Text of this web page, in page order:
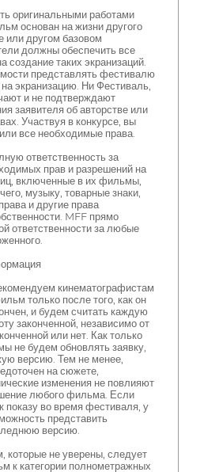
оригинальными работами
основан на жизни другого
или другом базовом
должны обеспечить все
создание таких экранизаций.
представлять фестивалю
экранизацию. Ни Фестиваль,
и не подтверждают
заявителя об авторстве или
Участвуя в конкурсе, вы
все необходимые права.
ответственность за
прав и разрешений на
включенные в их фильмы,
музыку, товарные знаки,
и другие права
MFF прямо
ответственности за любые
кинематографистам
только после того, как он
и будем считать каждую
законченной, независимо от
или нет. Как только
не будем обновлять заявку,
версию. Тем не менее,
на сюжете,
изменения не повлияют
любого фильма. Если
показу во время фестиваля, у
представить
версию.
которые не уверены, следует
к категории полнометражных